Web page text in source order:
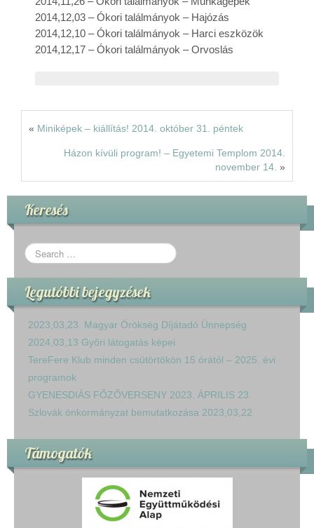
2014,12,03 – Ókori találmányok – Hajózás
2014,12,10 – Ókori találmányok – Harci eszközök
2014,12,17 – Ókori találmányok – Orvoslás
« Miniképek – kiállítás! 2014. október 31. péntek
Házon kívüli program! – Egyetemi Templom 2014.
november 14. »
Keresés
Legutóbbi bejegyzések
2023,03,23. Magyar Örökség Díjátadó Ünnepség
2024,03,13 Győri látogatás képei
TereFere Klub minden csütörtökön 15 órától – 2025. évi
programok
GYENESDIÁS FŐZŐVERSENY 2023. ÁPRILIS 23.
Szlovák önkormányzat bemutatkozása 2023,03,22
Támogatók